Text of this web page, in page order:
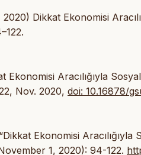
Dikkat Ekonomisi
Ekonomisi Aracılığıyla
Nov. 2020, doi: 10.16878/
Ekonomisi Aracılığıyla
1, 2020): 94-122.